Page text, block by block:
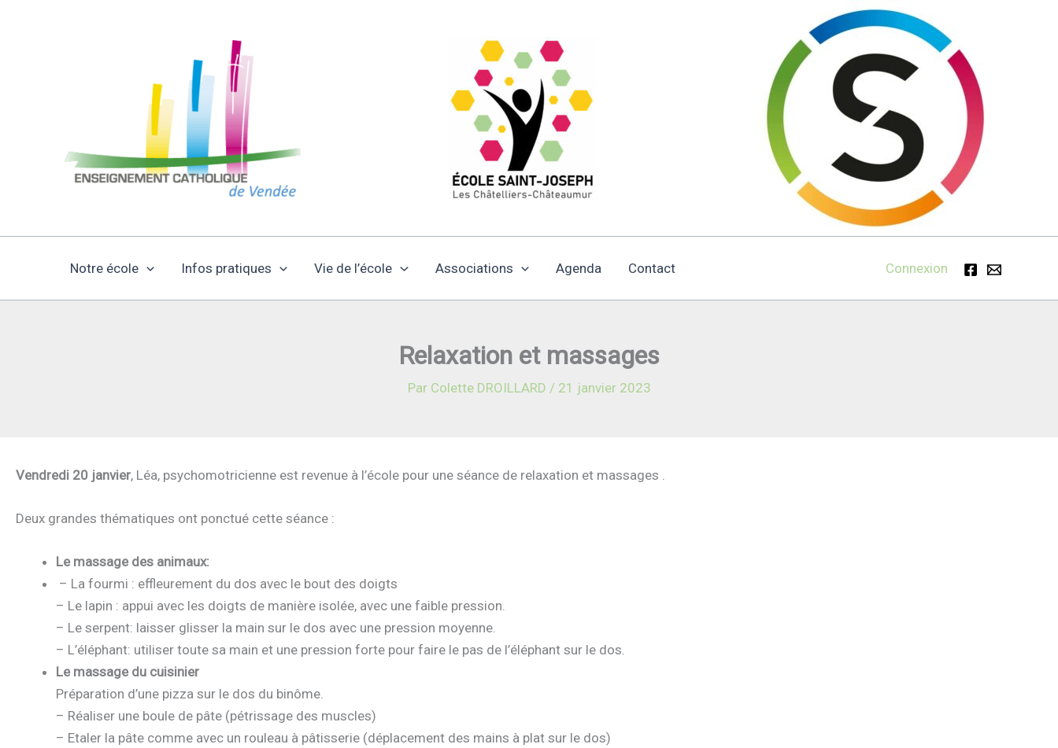
Notre école Infos pratiques Vie de l’école Associations Agenda Contact Connexion
Relaxation et massages
Par Colette DROILLARD / 21 janvier 2023
Vendredi 20 janvier, Léa, psychomotricienne est revenue à l’école pour une séance de relaxation et massages .
Deux grandes thématiques ont ponctué cette séance :
Le massage des animaux:
– La fourmi : effleurement du dos avec le bout des doigts
– Le lapin : appui avec les doigts de manière isolée, avec une faible pression.
– Le serpent: laisser glisser la main sur le dos avec une pression moyenne.
– L’éléphant: utiliser toute sa main et une pression forte pour faire le pas de l’éléphant sur le dos.
Le massage du cuisinier
Préparation d’une pizza sur le dos du binôme.
– Réaliser une boule de pâte (pétrissage des muscles)
– Etaler la pâte comme avec un rouleau à pâtisserie (déplacement des mains à plat sur le dos)